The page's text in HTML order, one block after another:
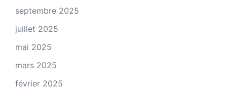
septembre 2025
juillet 2025
mai 2025
mars 2025
février 2025